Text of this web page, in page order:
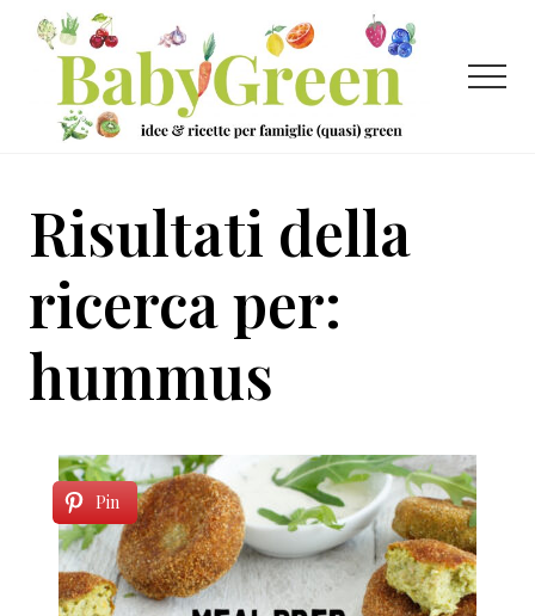
Menu
Passa
contenuto
principale
Passa
ricette
famiglie
(quasi)
green
Menu
Risultati della
ricerca per:
hummus
Pin